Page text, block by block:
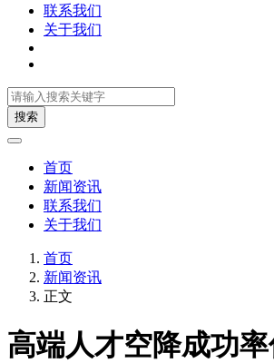
联系我们
关于我们
搜索
首页
新闻资讯
联系我们
关于我们
首页
新闻资讯
正文
高端人才空降成功